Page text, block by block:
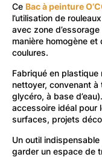
Ce Bac à peinture
l’utilisation de
avec zone
manière homogène et
coulures.
Fabriqué en
nettoyer, convenant
glycéro, à base
accessoire idéal pour
surfaces, projets
Un outil
garder un espace de